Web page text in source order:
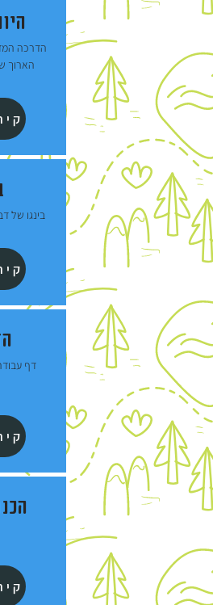
הדרכה
הארוך
בינגו של
דף